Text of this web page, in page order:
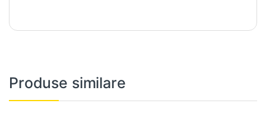
Produse similare